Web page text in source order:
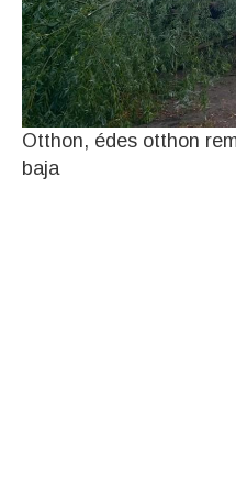
Otthon, édes otthon
baja